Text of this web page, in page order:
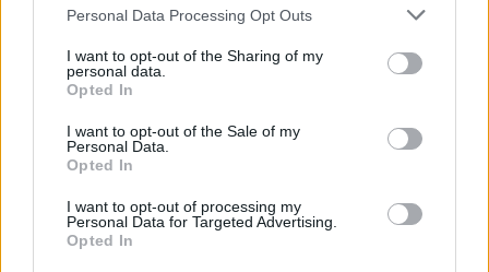
Please note that this website/app uses one or more Google
not limited to your visit or usage behaviour. You may click to
grant or deny consent to Google and its third-party tags to
use your data for below specified purposes in below Google
consent section.
Personal Data Processing Opt Outs
I want to opt-out of the Sharing of my
personal data.
Opted In
I want to opt-out of the Sale of my
Personal Data.
Opted In
I want to opt-out of processing my
Personal Data for Targeted Advertising.
Opted In
Στην Κατηγορία:ΕΙΔΗΣΕΙΣ